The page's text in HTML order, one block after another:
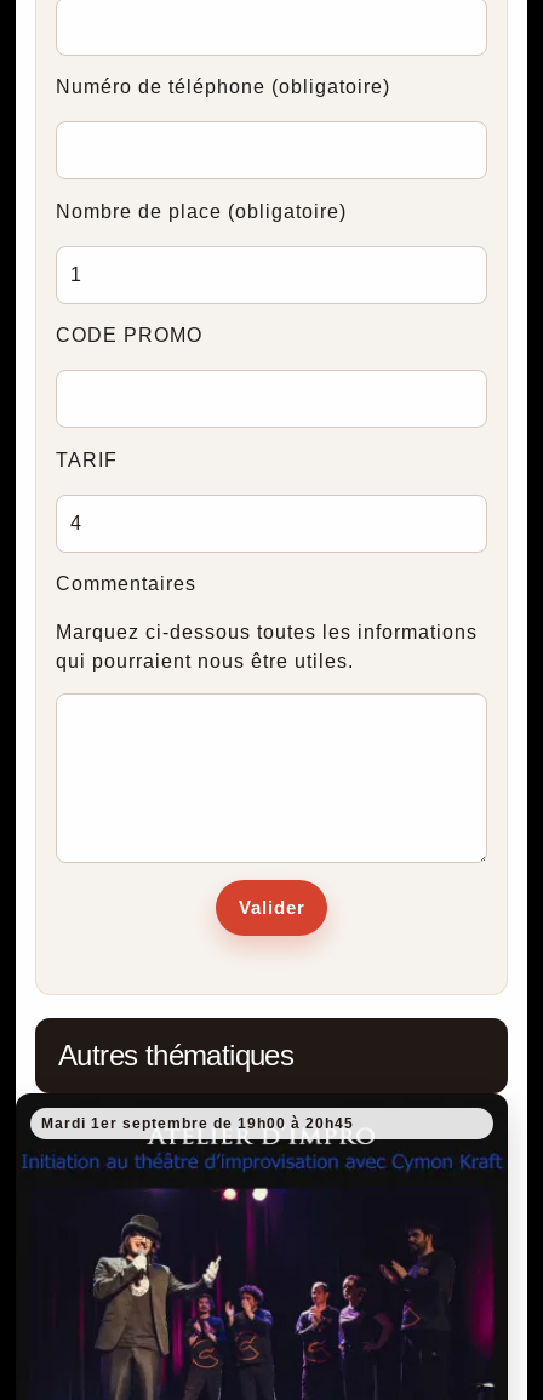
Numéro de téléphone (obligatoire)
Nombre de place (obligatoire)
CODE PROMO
TARIF
Commentaires
Marquez ci-dessous toutes les informations
qui pourraient nous être utiles.
Valider
Autres thématiques
Mardi 1er septembre de 19h00 à 20h45